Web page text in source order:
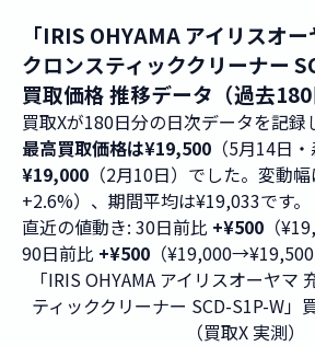
「IRIS OHYAMA アイリスオ
クロンスティッククリーナー
買取価格 推移データ（過去180
買取Xが180日分の日次データを記録
最高買取価格は¥19,500 （5月14日
¥19,000 （2月10日）でした。変動
+2.6%）、期間平均は¥19,033です。
直近の値動き: 30日前比 +¥500 （
90日前比 +¥500 （¥19,000→¥19,500
「IRIS OHYAMA アイリスオーヤマ
ティッククリーナー SCD-S1P-W」
（買取X 実測）